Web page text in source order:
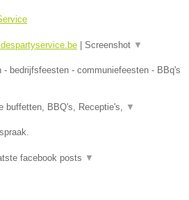
Screenshot ▼
- bedrijfsfeesten - communiefeesten - BBq's
buffetten, BBQ's, Receptie's, ▼
facebook posts ▼